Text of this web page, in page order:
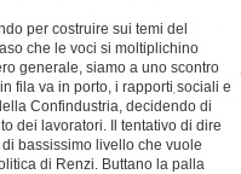
per costruire sui temi del
che le voci si moltiplichino
generale, siamo a uno scontro
fila va in porto, i rapporti sociali e
Confindustria, decidendo di
dei lavoratori. Il tentativo di dire
bassissimo livello che vuole
di Renzi. Buttano la palla